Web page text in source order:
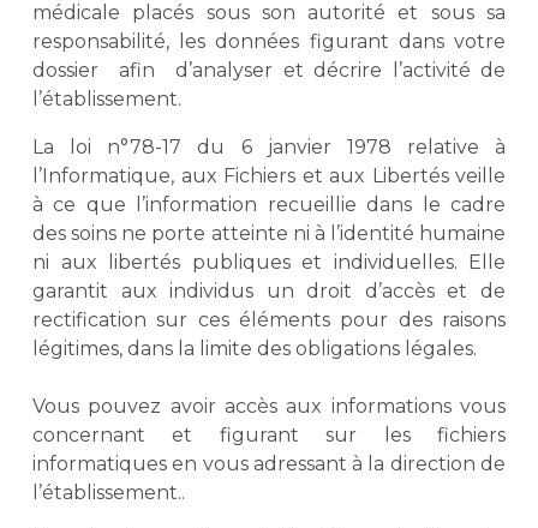
médicale placés sous son autorité et sous sa
responsabilité, les données figurant dans votre
dossier afin d’analyser et décrire l’activité de
l’établissement.
La loi n°78-17 du 6 janvier 1978 relative à
l’Informatique, aux Fichiers et aux Libertés veille
à ce que l’information recueillie dans le cadre
des soins ne porte atteinte ni à l’identité humaine
ni aux libertés publiques et individuelles. Elle
garantit aux individus un droit d’accès et de
rectification sur ces éléments pour des raisons
légitimes, dans la limite des obligations légales.
Vous pouvez avoir accès aux informations vous
concernant et figurant sur les fichiers
informatiques en vous adressant à la direction de
l’établissement..